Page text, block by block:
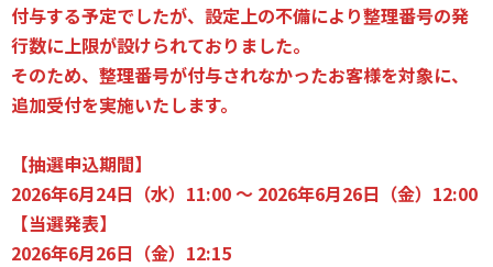
付与する予定でしたが、設定上の不備により整理番号の発
行数に上限が設けられておりました。
そのため、整理番号が付与されなかったお客様を対象に、
追加受付を実施いたします。
【抽選申込期間】
2026年6月24日（水）11:00 ～ 2026年6月26日（金）12:00
【当選発表】
2026年6月26日（金）12:15